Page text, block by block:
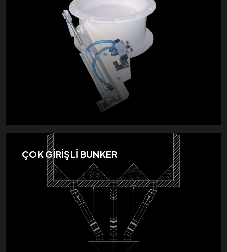
ÇOK GİRİŞLİ BUNKER